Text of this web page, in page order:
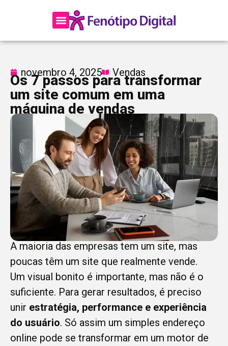
novembro 4, 2025 Vendas
Os 7 passos para transformar
um site comum em uma
máquina de vendas
A maioria das empresas tem um site, mas
poucas têm um site que realmente vende.
Um visual bonito é importante, mas não é o
suficiente. Para gerar resultados, é preciso
unir estratégia, performance e experiência
do usuário. Só assim um simples endereço
online pode se transformar em um motor de